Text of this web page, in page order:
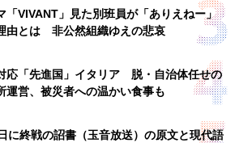
「VIVANT」見た別班員が「ありえねー」
由とは 非公然組織ゆえの悲哀
応「先進国」イタリア 脱・自治体任せの
運営、被災者への温かい食事も
に終戦の詔書（玉音放送）の原文と現代語